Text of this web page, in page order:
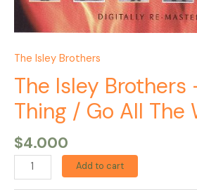
The Isley Brothers
The Isley Brothers
Thing / Go All The
$4.000
Add to cart